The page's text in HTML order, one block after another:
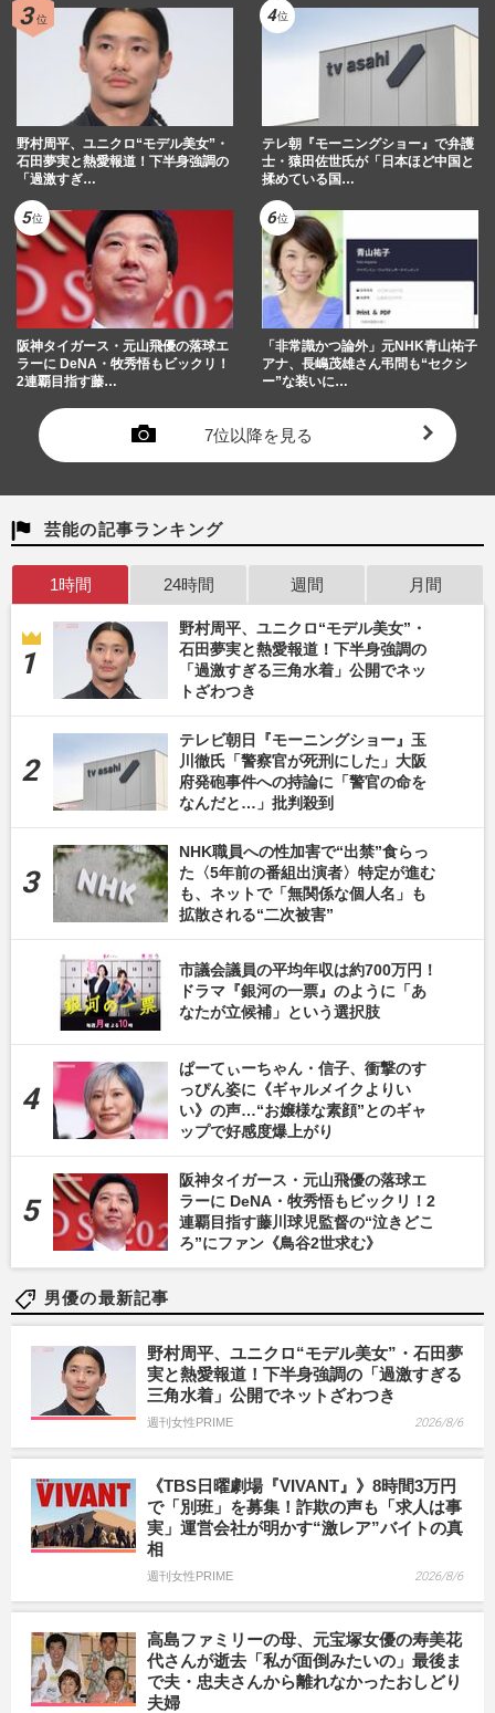
野村周平、ユニクロ“モデル美女”・
石田夢実と熱愛報道！下半身強調の
「過激すぎ…
テレ朝『モーニングショー』で弁護
士・猿田佐世氏が「日本ほど中国と
揉めている国…
阪神タイガース・元山飛優の落球エ
ラーに DeNA・牧秀悟もビックリ！
2連覇目指す藤…
「非常識かつ論外」元NHK青山祐子
アナ、長嶋茂雄さん弔問も“セクシ
ー”な装いに…
7位以降を見る
芸能の記事ランキング
1時間 24時間 週間 月間
野村周平、ユニクロ“モデル美女”・
石田夢実と熱愛報道！下半身強調の
「過激すぎる三角水着」公開でネッ
トざわつき
テレビ朝日『モーニングショー』玉
川徹氏「警察官が死刑にした」大阪
府発砲事件への持論に「警官の命を
なんだと…」批判殺到
NHK職員への性加害で“出禁”食らっ
た〈5年前の番組出演者〉特定が進む
も、ネットで「無関係な個人名」も
拡散される“二次被害”
市議会議員の平均年収は約700万円！
ドラマ『銀河の一票』のように「あ
なたが立候補」という選択肢
ぱーてぃーちゃん・信子、衝撃のす
っぴん姿に《ギャルメイクよりい
い》の声…“お嬢様な素顔”とのギャ
ップで好感度爆上がり
阪神タイガース・元山飛優の落球エ
ラーに DeNA・牧秀悟もビックリ！2
連覇目指す藤川球児監督の“泣きどこ
ろ”にファン《鳥谷2世求む》
男優の最新記事
野村周平、ユニクロ“モデル美女”・石田夢
実と熱愛報道！下半身強調の「過激すぎる
三角水着」公開でネットざわつき
週刊女性PRIME 2026/8/6
《TBS日曜劇場『VIVANT』》8時間3万円
で「別班」を募集！詐欺の声も「求人は事
実」運営会社が明かす“激レア”バイトの真
相
週刊女性PRIME 2026/8/6
高島ファミリーの母、元宝塚女優の寿美花
代さんが逝去「私が面倒みたいの」最後ま
で夫・忠夫さんから離れなかったおしどり
夫婦